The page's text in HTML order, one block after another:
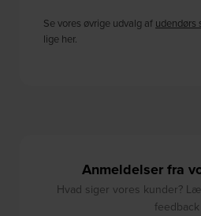
Se vores øvrige udvalg af udendørs
lige her.
Anmeldelser fra
Hvad siger vores kunder?
feedback